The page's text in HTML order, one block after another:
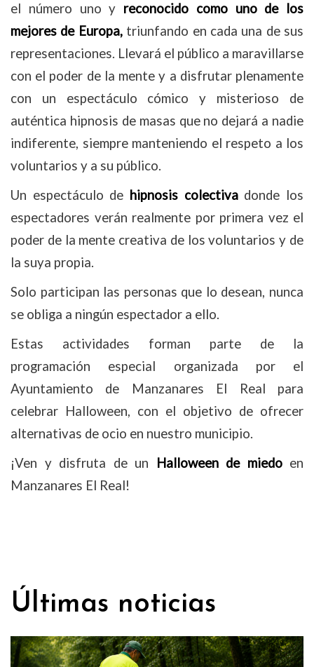
el número uno y reconocido como uno de los
mejores de Europa,triunfando en cada una de sus
representaciones. Llevará el público a maravillarse
con el poder de la mente y a disfrutar plenamente
con un espectáculo cómico y misterioso de
auténtica hipnosis de masas que no dejará a nadie
indiferente, siempre manteniendo el respeto a los
voluntarios y a su público.
Un espectáculo de hipnosis colectivadonde los
espectadores verán realmente por primera vez el
poder de la mente creativa de los voluntarios y de
la suya propia.
Solo participan las personas que lo desean, nunca
se obliga a ningún espectador a ello.
Estas actividades forman parte de la
programación especial organizada por el
Ayuntamiento de Manzanares El Real para
celebrar Halloween, con el objetivo de ofrecer
alternativas de ocio en nuestro municipio.
¡Ven y disfruta de un
Halloween de miedoen
Manzanares El Real!
Últimas noticias